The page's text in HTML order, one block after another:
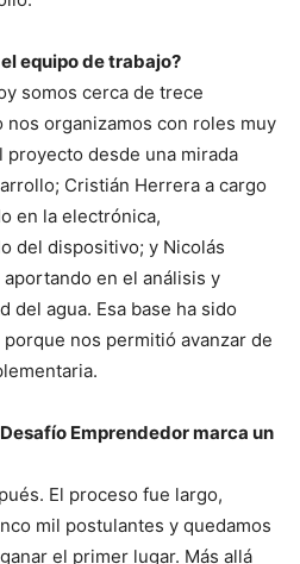
equipo de trabajo?
somos cerca de trece
organizamos con roles muy
desde una mirada
Cristián Herrera a cargo
en la electrónica,
del dispositivo; y Nicolás
en el análisis y
del agua. Esa base ha sido
nos permitió avanzar de
Emprendedor marca un
El proceso fue largo,
mil postulantes y quedamos
el primer lugar. Más allá